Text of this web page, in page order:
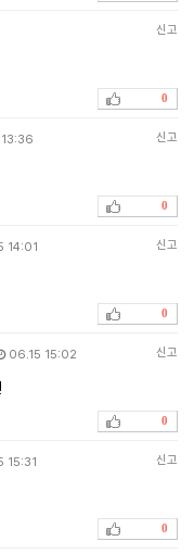
신고
0
신고
0
14:01 신고
0
06.15 15:02 신고
0
15:31 신고
0